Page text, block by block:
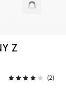
Z
(2)